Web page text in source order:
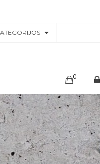
0